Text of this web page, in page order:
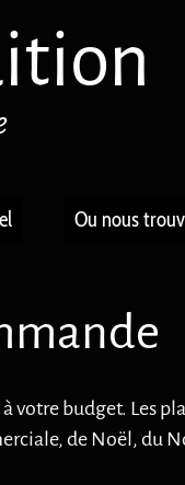
Ou nous
votre budget. Les
de Noël, du